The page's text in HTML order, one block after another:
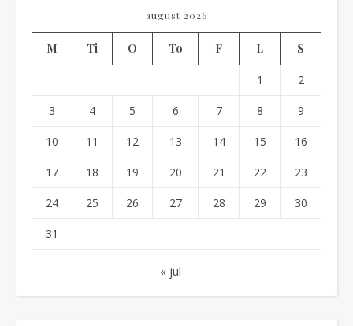
august 2026
M Ti O To F L S
1 2
3 4 5 6 7 8 9
10 11 12 13 14 15 16
17 18 19 20 21 22 23
24 25 26 27 28 29 30
31
« jul